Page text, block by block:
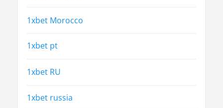
1xbet Morocco
1xbet pt
1xbet RU
1xbet russia